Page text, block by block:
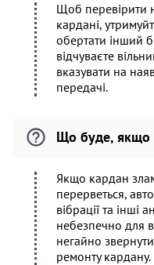
Щоб перевірити
кардані,
обертати інший
відчуваєте
вказувати на
передачі.
Що буде, якщо
Якщо кардан
перерветься,
вібрації та інші
небезпечно для
негайно
ремонту кардану.